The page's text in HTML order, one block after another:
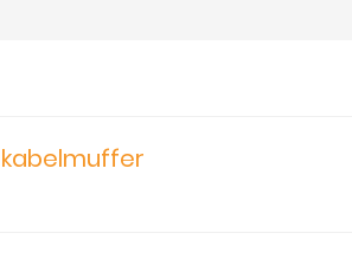
kabelmuffer